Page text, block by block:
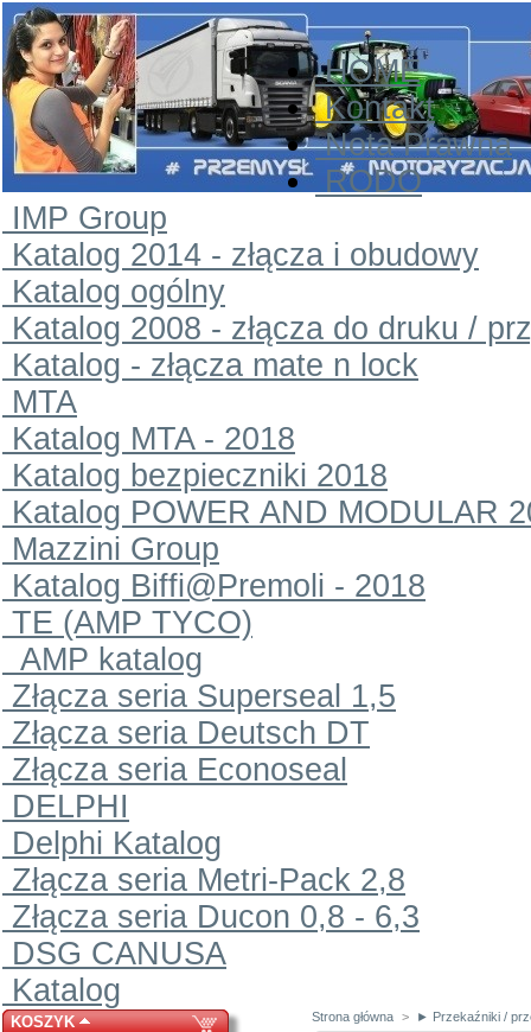
HOME
Kontakt
Nota Prawna
RODO
IMP Group
Katalog 2014 - złącza i obudowy
Katalog ogólny
Katalog 2008 - złącza do druku /
Katalog - złącza mate n lock
MTA
Katalog MTA - 2018
Katalog bezpieczniki 2018
Katalog POWER AND MODULAR
Mazzini Group
Katalog Biffi@Premoli - 2018
TE (AMP TYCO)
AMP katalog
Złącza seria Superseal 1,5
Złącza seria Deutsch DT
Złącza seria Econoseal
DELPHI
Delphi Katalog
Złącza seria Metri-Pack 2,8
Złącza seria Ducon 0,8 - 6,3
DSG CANUSA
Katalog
KOSZYK Strona główna > ► Przekaźniki /